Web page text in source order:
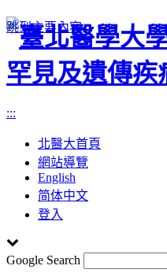
跳到主要內容
罕見及遺傳疾
:::
北醫大首頁
網站導覽
English
简体中文
登入
Google Search